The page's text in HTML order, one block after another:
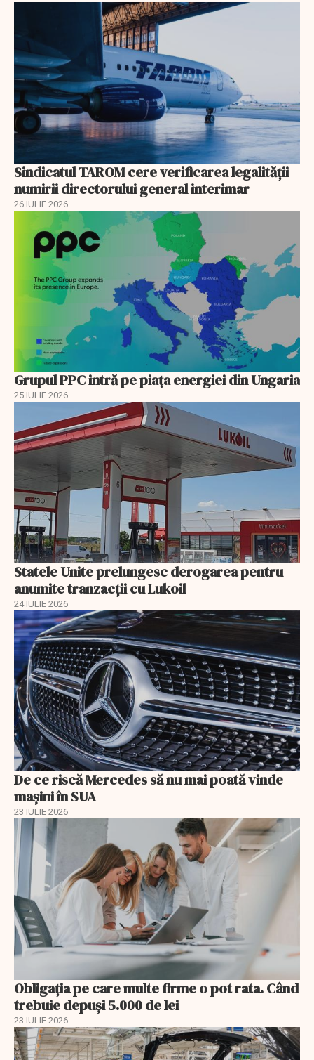
Sindicatul TAROM cere verificarea legalității
numirii directorului general interimar
26 IULIE 2026
Grupul PPC intră pe piața energiei din Ungaria
25 IULIE 2026
Statele Unite prelungesc derogarea pentru
anumite tranzacții cu Lukoil
24 IULIE 2026
De ce riscă Mercedes să nu mai poată vinde
mașini în SUA
23 IULIE 2026
Obligația pe care multe firme o pot rata. Când
trebuie depuși 5.000 de lei
23 IULIE 2026